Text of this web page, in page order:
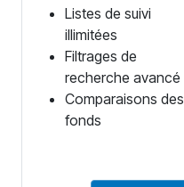
Listes de suivi
illimitées
Filtrages de
recherche avancé
Comparaisons des
fonds